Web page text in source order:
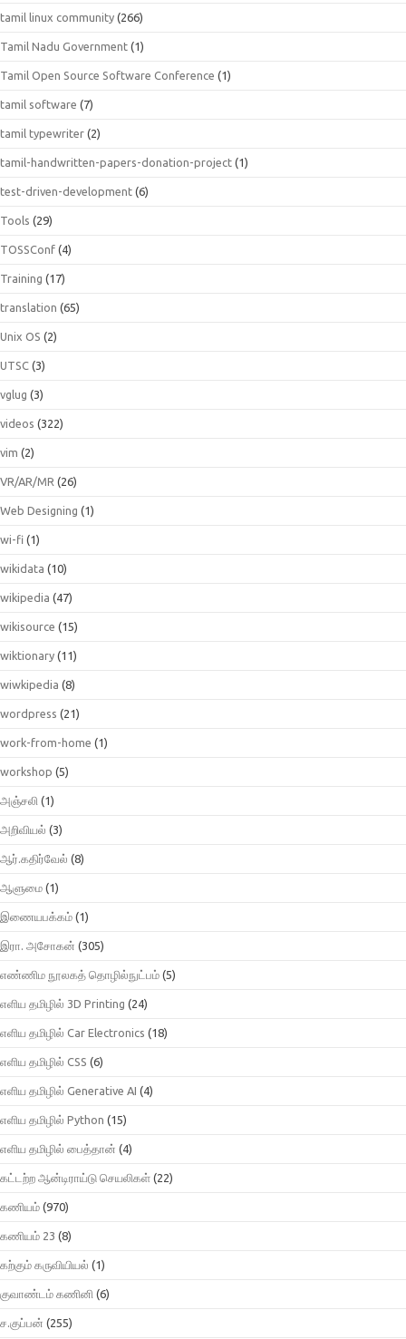
tamil linux community (266)
Tamil Nadu Government (1)
Tamil Open Source Software Conference (1)
tamil software (7)
tamil typewriter (2)
tamil-handwritten-papers-donation-project (1)
test-driven-development (6)
Tools (29)
TOSSConf (4)
Training (17)
translation (65)
Unix OS (2)
UTSC (3)
vglug (3)
videos (322)
vim (2)
VR/AR/MR (26)
Web Designing (1)
wi-fi (1)
wikidata (10)
wikipedia (47)
wikisource (15)
wiktionary (11)
wiwkipedia (8)
wordpress (21)
work-from-home (1)
workshop (5)
அஞ்சலி (1)
அறிவியல் (3)
ஆர்.கதிர்வேல் (8)
ஆளுமை (1)
இணையபக்கம் (1)
இரா. அசோகன் (305)
எண்ணிம நூலகத் தொழில்நுட்பம் (5)
எளிய தமிழில் 3D Printing (24)
எளிய தமிழில் Car Electronics (18)
எளிய தமிழில் CSS (6)
எளிய தமிழில் Generative AI (4)
எளிய தமிழில் Python (15)
எளிய தமிழில் பைத்தான் (4)
கட்டற்ற ஆன்டிராய்டு செயலிகள் (22)
கணியம் (970)
கணியம் 23 (8)
கற்கும் கருவியியல் (1)
குவாண்டம் கணினி (6)
ச.குப்பன் (255)